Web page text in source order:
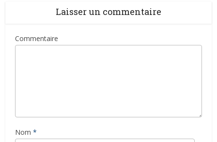
Laisser un commentaire
Commentaire
Nom *